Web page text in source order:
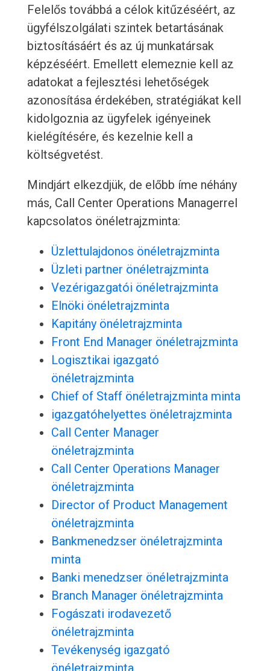
Felelős továbbá a célok kitűzéséért, az
ügyfélszolgálati szintek betartásának
biztosításáért és az új munkatársak
képzéséért. Emellett elemeznie kell az
adatokat a fejlesztési lehetőségek
azonosítása érdekében, stratégiákat kell
kidolgoznia az ügyfelek igényeinek
kielégítésére, és kezelnie kell a
költségvetést.
Mindjárt elkezdjük, de előbb íme néhány
más, Call Center Operations Managerrel
kapcsolatos önéletrajzminta:
Üzlettulajdonos önéletrajzminta
Üzleti partner önéletrajzminta
Vezérigazgatói önéletrajzminta
Elnöki önéletrajzminta
Kapitány önéletrajzminta
Front End Manager önéletrajzminta
Logisztikai igazgató
önéletrajzminta
Chief of Staff önéletrajzminta minta
igazgatóhelyettes önéletrajzminta
Call Center Manager
önéletrajzminta
Call Center Operations Manager
önéletrajzminta
Director of Product Management
önéletrajzminta
Bankmenedzser önéletrajzminta
minta
Banki menedzser önéletrajzminta
Branch Manager önéletrajzminta
Fogászati irodavezető
önéletrajzminta
Tevékenység igazgató
önéletrajzminta